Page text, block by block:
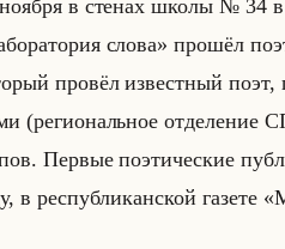
в сте­нах школы № 34
слова» про­шёл
про­вёл из­вест­ный поэт,
(ре­ги­ональное от­де­ле­ние
Пер­вые по­эти­че­ские
в рес­пуб­ли­кан­ской га­зе­те